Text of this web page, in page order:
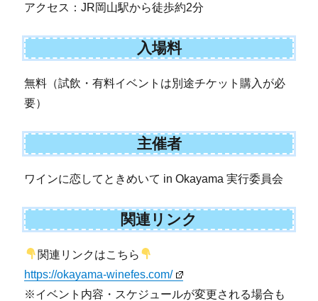
アクセス：JR岡山駅から徒歩約2分
入場料
無料（試飲・有料イベントは別途チケット購入が必
要）
主催者
ワインに恋してときめいて in Okayama 実行委員会
関連リンク
関連リンクはこちら
https://okayama-winefes.com/
※イベント内容・スケジュールが変更される場合も